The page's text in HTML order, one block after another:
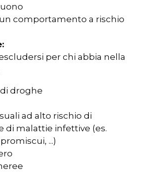
comportamento a rischio
per chi abbia nella
droghe
ad alto rischio di
di malattie infettive (es.
...)